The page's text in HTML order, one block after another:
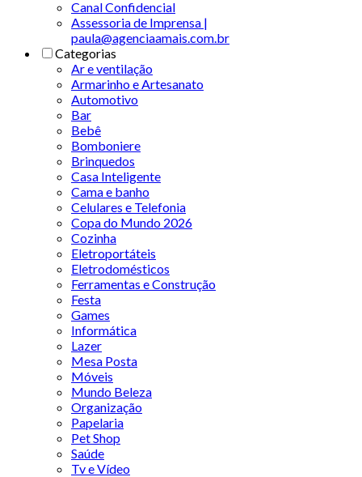
Canal Confidencial
Assessoria de Imprensa |
paula@agenciaamais.com.br
Categorias
Ar e ventilação
Armarinho e Artesanato
Automotivo
Bar
Bebê
Bomboniere
Brinquedos
Casa Inteligente
Cama e banho
Celulares e Telefonia
Copa do Mundo 2026
Cozinha
Eletroportáteis
Eletrodomésticos
Ferramentas e Construção
Festa
Games
Informática
Lazer
Mesa Posta
Móveis
Mundo Beleza
Organização
Papelaria
Pet Shop
Saúde
Tv e Vídeo